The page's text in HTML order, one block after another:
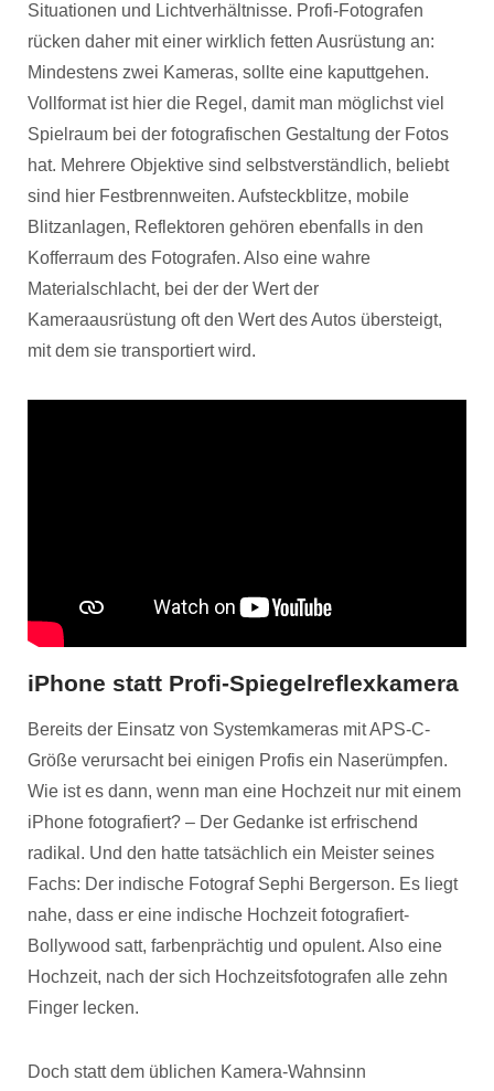
Situationen und Lichtverhältnisse. Profi-Fotografen
rücken daher mit einer wirklich fetten Ausrüstung an:
Mindestens zwei Kameras, sollte eine kaputtgehen.
Vollformat ist hier die Regel, damit man möglichst viel
Spielraum bei der fotografischen Gestaltung der Fotos
hat. Mehrere Objektive sind selbstverständlich, beliebt
sind hier Festbrennweiten. Aufsteckblitze, mobile
Blitzanlagen, Reflektoren gehören ebenfalls in den
Kofferraum des Fotografen. Also eine wahre
Materialschlacht, bei der der Wert der
Kameraausrüstung oft den Wert des Autos übersteigt,
mit dem sie transportiert wird.
iPhone statt Profi-Spiegelreflexkamera
Bereits der Einsatz von Systemkameras mit APS-C-
Größe verursacht bei einigen Profis ein Naserümpfen.
Wie ist es dann, wenn man eine Hochzeit nur mit einem
iPhone fotografiert? – Der Gedanke ist erfrischend
radikal. Und den hatte tatsächlich ein Meister seines
Fachs: Der indische Fotograf Sephi Bergerson. Es liegt
nahe, dass er eine indische Hochzeit fotografiert-
Bollywood satt, farbenprächtig und opulent. Also eine
Hochzeit, nach der sich Hochzeitsfotografen alle zehn
Finger lecken.
Doch statt dem üblichen Kamera-Wahnsinn